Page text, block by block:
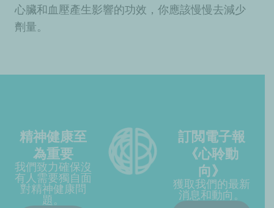
心臟和血壓產生影響的功效，你應該慢慢去減少
劑量。
精神健康至
為重要
我們致力確保沒
有人需要獨自面
對精神健康問
題。
訂閲電子報
《心聆動
向》
獲取我們的最新
消息和動向。